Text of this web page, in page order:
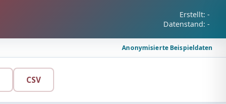
Erstellt: -
Datenstand: -
Anonymisierte Beispieldaten
CSV